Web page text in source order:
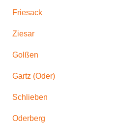
Friesack
Ziesar
Golßen
Gartz (Oder)
Schlieben
Oderberg